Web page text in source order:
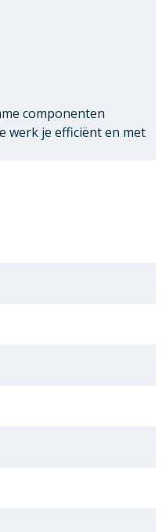
componenten
werk je efficiënt en met